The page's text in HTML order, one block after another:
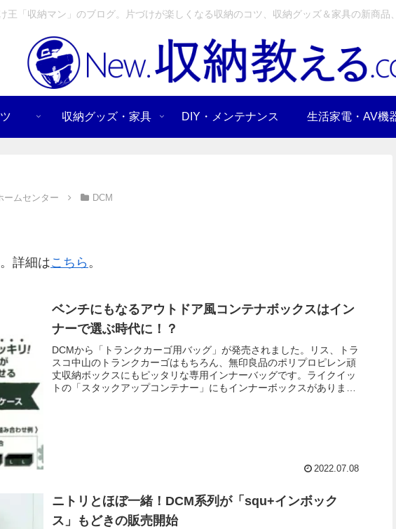
王「収納マン」のブログ。片づけが楽しくなる収納のコツ、収納グッズ＆家具の新商品
収納グッズ・家具 DIY・メンテナンス 生活家電・AV機
ームセンター DCM
詳細はこちら 。
ベンチにもなるアウトドア風コンテナボックスはイン
ナーで選ぶ時代に！？
DCMから「トランクカーゴ用バッグ」が発売されました。リス、トラ
スコ中山のトランクカーゴはもちろん、無印良品のポリプロピレン頑
丈収納ボックスにもピッタリな専用インナーバッグです。ライクイッ
トの「スタックアップコンテナー」にもインナーボックスがあります
2022.07.08
ニトリとほぼ一緒！DCM系列が「squ+インボック
ス」もどきの販売開始